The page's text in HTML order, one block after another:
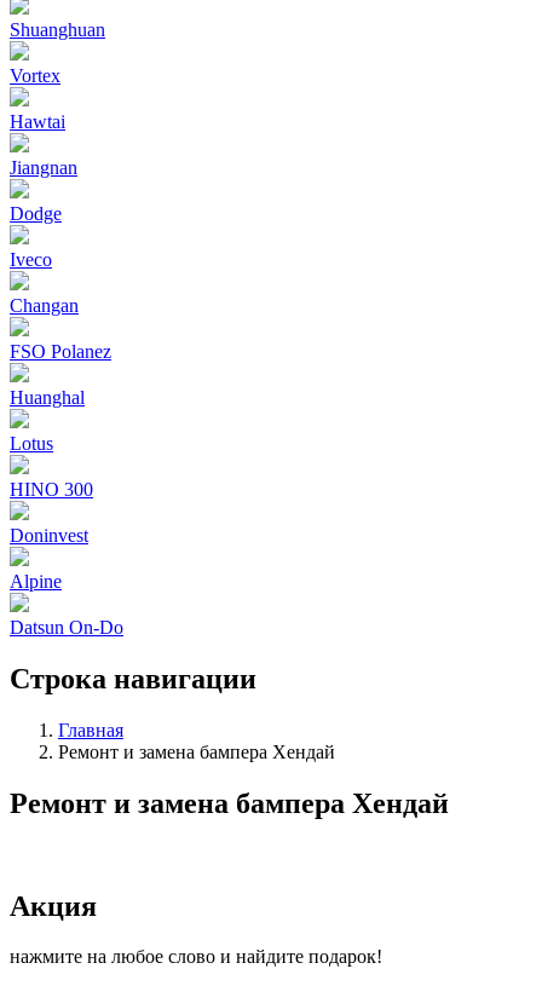
Shuanghuan
Vortex
Hawtai
Jiangnan
Dodge
Iveco
Changan
FSO Polanez
Huanghal
Lotus
HINO 300
Doninvest
Alpine
Datsun On-Do
Строка навигации
Главная
Ремонт и замена бампера Хендай
Ремонт и замена бампера Хендай
Акция
нажмите на любое слово и найдите подарок!